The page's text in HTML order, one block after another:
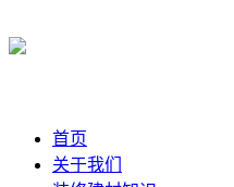
首页
关于我们